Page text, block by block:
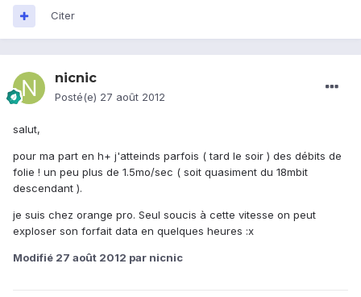
Citer
nicnic
Posté(e) 27 août 2012
salut,
pour ma part en h+ j'atteinds parfois ( tard le soir ) des débits de
folie ! un peu plus de 1.5mo/sec ( soit quasiment du 18mbit
descendant ).
je suis chez orange pro. Seul soucis à cette vitesse on peut
exploser son forfait data en quelques heures :x
Modifié 27 août 2012 par nicnic